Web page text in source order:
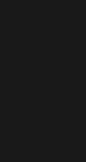
ventana)
ventana)